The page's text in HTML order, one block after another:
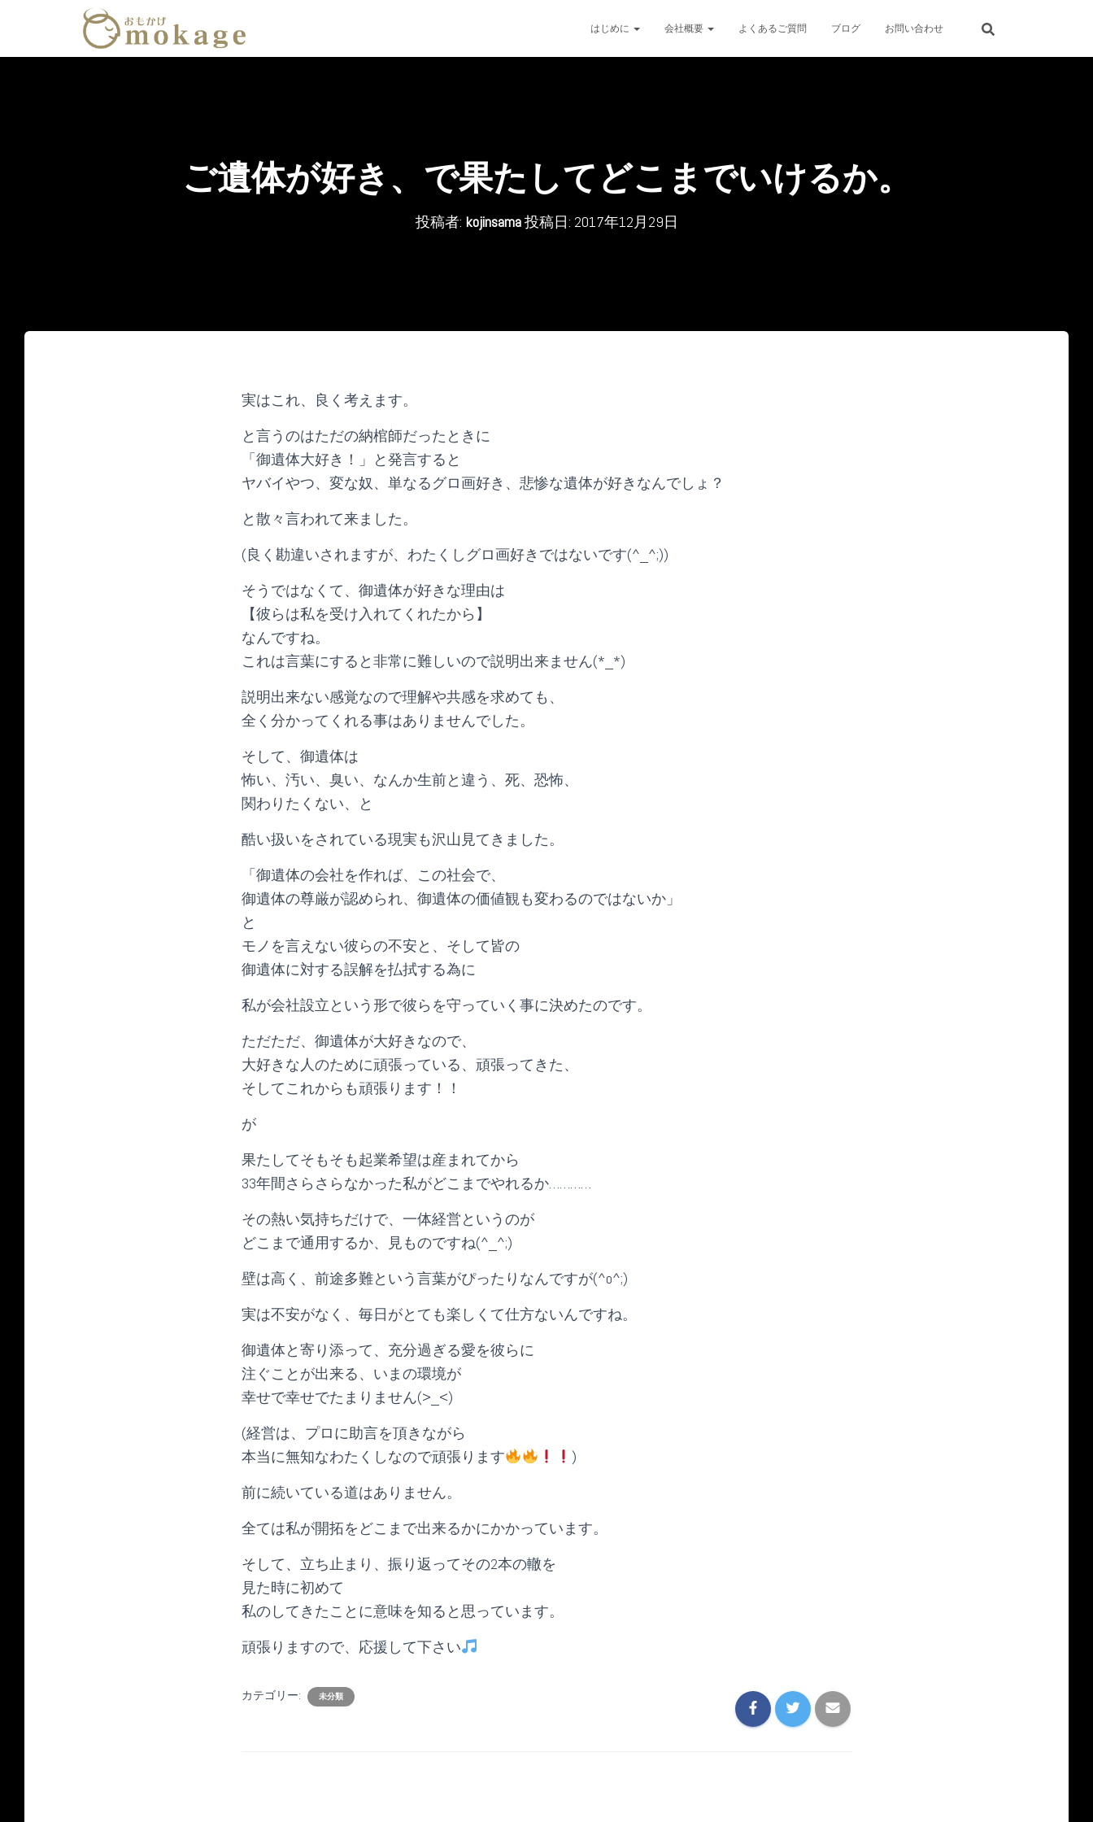
はじめに 会社概要 よくあるご質問 ブログ お問い合わせ
ご遺体が好き、で果たしてどこまでいけるか。
投稿者: kojinsama投稿日: 2017年12月29日
実はこれ、良く考えます。
と言うのはただの納棺師だったときに
「御遺体大好き！」と発言すると
ヤバイやつ、変な奴、単なるグロ画好き、悲惨な遺体が好きなんでしょ？
と散々言われて来ました。
(良く勘違いされますが、わたくしグロ画好きではないです(^_^;))
そうではなくて、御遺体が好きな理由は
【彼らは私を受け入れてくれたから】
なんですね。
これは言葉にすると非常に難しいので説明出来ません(*_*)
説明出来ない感覚なので理解や共感を求めても、
全く分かってくれる事はありませんでした。
そして、御遺体は
怖い、汚い、臭い、なんか生前と違う、死、恐怖、
関わりたくない、と
酷い扱いをされている現実も沢山見てきました。
「御遺体の会社を作れば、この社会で、
御遺体の尊厳が認められ、御遺体の価値観も変わるのではないか」
と
モノを言えない彼らの不安と、そして皆の
御遺体に対する誤解を払拭する為に
私が会社設立という形で彼らを守っていく事に決めたのです。
ただただ、御遺体が大好きなので、
大好きな人のために頑張っている、頑張ってきた、
そしてこれからも頑張ります！！
が
果たしてそもそも起業希望は産まれてから
33年間さらさらなかった私がどこまでやれるか…………
その熱い気持ちだけで、一体経営というのが
どこまで通用するか、見ものですね(^_^;)
壁は高く、前途多難という言葉がぴったりなんですが(^o^;)
実は不安がなく、毎日がとても楽しくて仕方ないんですね。
御遺体と寄り添って、充分過ぎる愛を彼らに
注ぐことが出来る、いまの環境が
幸せで幸せでたまりません(>_<)
(経営は、プロに助言を頂きながら
本当に無知なわたくしなので頑張ります
)
前に続いている道はありません。
全ては私が開拓をどこまで出来るかにかかっています。
そして、立ち止まり、振り返ってその2本の轍を
見た時に初めて
私のしてきたことに意味を知ると思っています。
頑張りますので、応援して下さい
カテゴリー: 未分類